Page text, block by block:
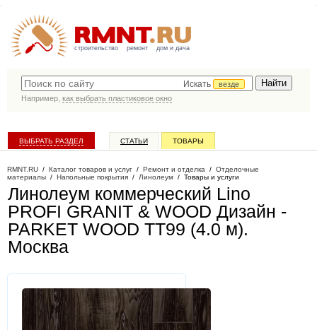
строительство ремонт дом и дача
Искать
везде
Например, как выбрать пластиковое окно
ВЫБРАТЬ РАЗДЕЛ СТАТЬИ ТОВАРЫ
RMNT.RU / Каталог товаров и услуг / Ремонт и отделка / Отделочные
материалы / Напольные покрытия / Линолеум / Товары и услуги
Линолеум коммерческий Lino
PROFI GRANIT & WOOD Дизайн -
PARKET WOOD TT99 (4.0 м).
Москва